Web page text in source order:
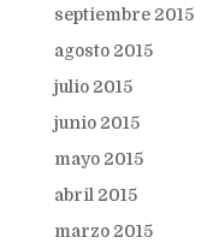
septiembre 2015
agosto 2015
julio 2015
junio 2015
mayo 2015
abril 2015
marzo 2015